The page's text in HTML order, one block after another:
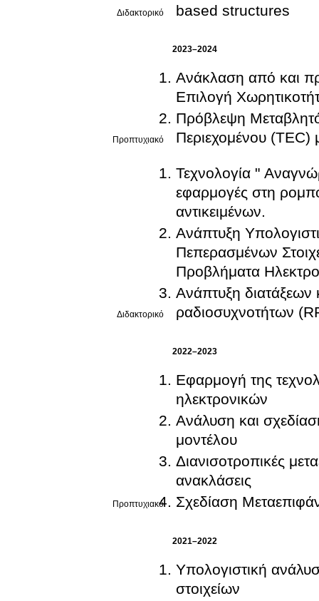
Διδακτορικό
based structures
2023–2024
Προπτυχιακό
Ανάκλαση από και
Επιλογή
Πρόβλεψη
Περιεχομένου
Διδακτορικό
Τεχνολογία "
εφαρμογές στη
αντικειμένων.
Ανάπτυξη
Πεπερασμένων
Προβλήματα
Ανάπτυξη
ραδιοσυχνοτήτων
2022–2023
Προπτυχιακό
Εφαρμογή της
ηλεκτρονικών
Ανάλυση και
μοντέλου
Διανισοτροπικές
ανακλάσεις
Σχεδίαση
2021–2022
Υπολογιστική
στοιχείων